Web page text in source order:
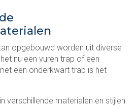
opgebouwd worden uit diverse
nu een vuren trap of een
een onderkwart trap is het
verschillende materialen en stijlen